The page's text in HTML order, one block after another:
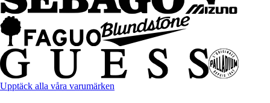
Upptäck alla våra varumärken